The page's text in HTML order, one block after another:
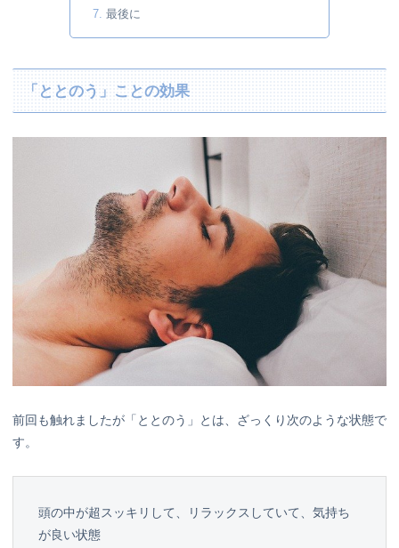
最後に
「ととのう」ことの効果
前回も触れましたが「ととのう」とは、ざっくり次のような状態で
す。
頭の中が超スッキリして、リラックスしていて、気持ち
が良い状態